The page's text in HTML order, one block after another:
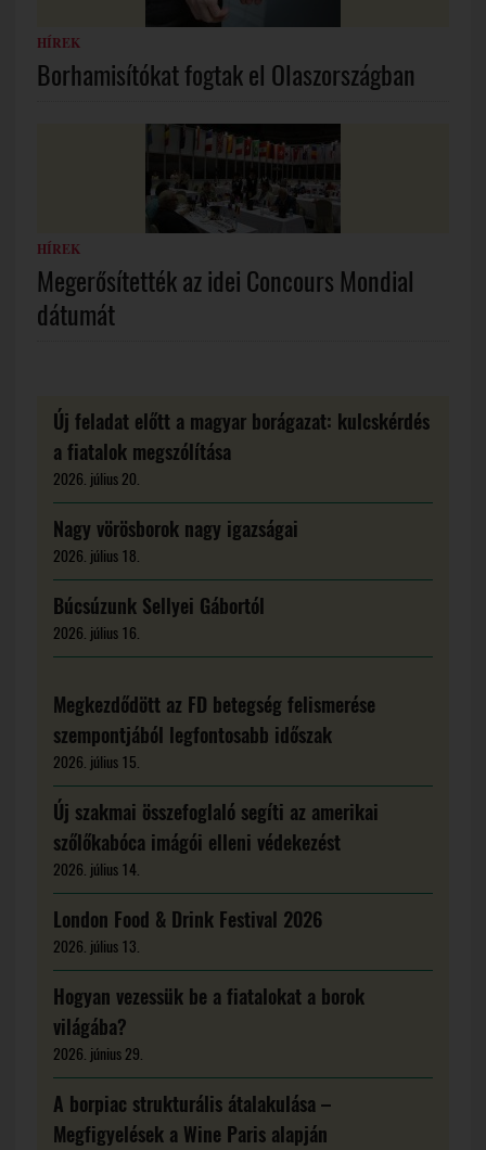
HÍREK
Borhamisítókat fogtak el Olaszországban
HÍREK
Megerősítették az idei Concours Mondial
dátumát
Új feladat előtt a magyar borágazat: kulcskérdés
a fiatalok megszólítása
2026. július 20.
Nagy vörösborok nagy igazságai
2026. július 18.
Búcsúzunk Sellyei Gábortól
2026. július 16.
Megkezdődött az FD betegség felismerése
szempontjából legfontosabb időszak
2026. július 15.
Új szakmai összefoglaló segíti az amerikai
szőlőkabóca imágói elleni védekezést
2026. július 14.
London Food & Drink Festival 2026
2026. július 13.
Hogyan vezessük be a fiatalokat a borok
világába?
2026. június 29.
A borpiac strukturális átalakulása –
Megfigyelések a Wine Paris alapján